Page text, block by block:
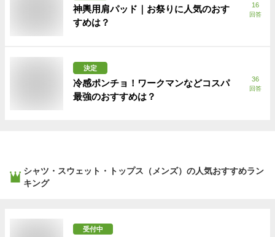
神輿用肩パッド｜お祭りに人気のおす
すめは？
16
回答
決定
冷感ポンチョ！ワークマンなどコスパ
最強のおすすめは？
36
回答
シャツ・スウェット・トップス（メンズ） の人気おすすめラン
キング
受付中